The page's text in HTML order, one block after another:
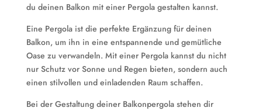
du deinen Balkon mit einer Pergola gestalten kannst.
Eine Pergola ist die perfekte Ergänzung für deinen
Balkon, um ihn in eine entspannende und gemütliche
Oase zu verwandeln. Mit einer Pergola kannst du nicht
nur Schutz vor Sonne und Regen bieten, sondern auch
einen stilvollen und einladenden Raum schaffen.
Bei der Gestaltung deiner Balkonpergola stehen dir